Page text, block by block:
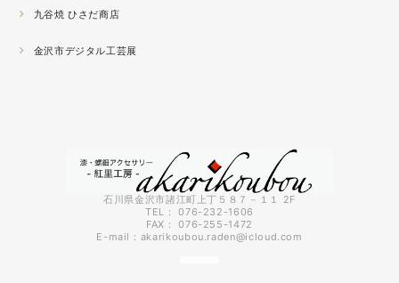
2021.04
いの桜が満開になりました。
で石川県地場産業振興センター本館１階にて開催です。石
川県内で活動する５０歳未満の作り手６０人による展示会
九谷焼 ひさだ商店
金沢市デジタル工芸展
石川県金沢市諸江町上丁５８７－１１ 2F
TEL： 076-232-1606
FAX： 076-255-1472
E-mail： akarikoubou.raden@icloud.com